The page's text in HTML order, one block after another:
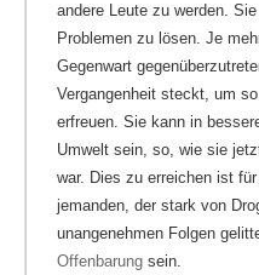
andere Leute zu werden.
Problemen zu lösen. Je
Gegenwart
Vergangenheit steckt, um
erfreuen. Sie kann in
Umwelt sein, so, wie sie
war. Dies zu erreichen ist
jemanden, der stark von
unangenehmen Folgen
Offenbarung sein.